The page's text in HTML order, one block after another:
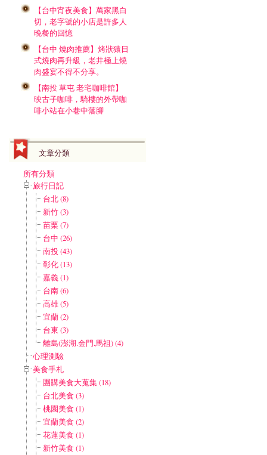
【台中宵夜美食】萬家黑白
切，老字號的小店是許多人
晚餐的回憶
【台中 燒肉推薦】烤狀猿日
式燒肉再升級，老井極上燒
肉盛宴不得不分享。
【南投 草屯 老宅咖啡館】
映古子咖啡，騎樓的外帶咖
啡小站在小巷中落腳
文章分類
所有分類
旅行日記
台北 (8)
新竹 (3)
苗栗 (7)
台中 (26)
南投 (43)
彰化 (13)
嘉義 (1)
台南 (6)
高雄 (5)
宜蘭 (2)
台東 (3)
離島(澎湖.金門.馬祖) (4)
心理測驗
美食手札
團購美食大蒐集 (18)
台北美食 (3)
桃園美食 (1)
宜蘭美食 (2)
花蓮美食 (1)
新竹美食 (1)